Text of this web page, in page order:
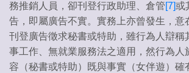
務推銷人員，卻刊登行政助理、倉管[7]或
告，即屬廣告不實。實務上亦曾發生，意
刊登廣告徵求秘書或特助，雖行為人辯稱
事工作、無就業服務法之適用，然行為人
容（秘書或特助）既與事實（女伴遊）確